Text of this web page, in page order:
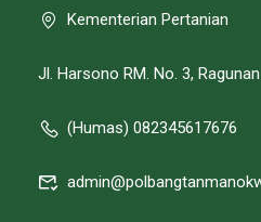
Kementerian Pertanian
Jl. Harsono RM. No. 3,
(Humas) 082345617676